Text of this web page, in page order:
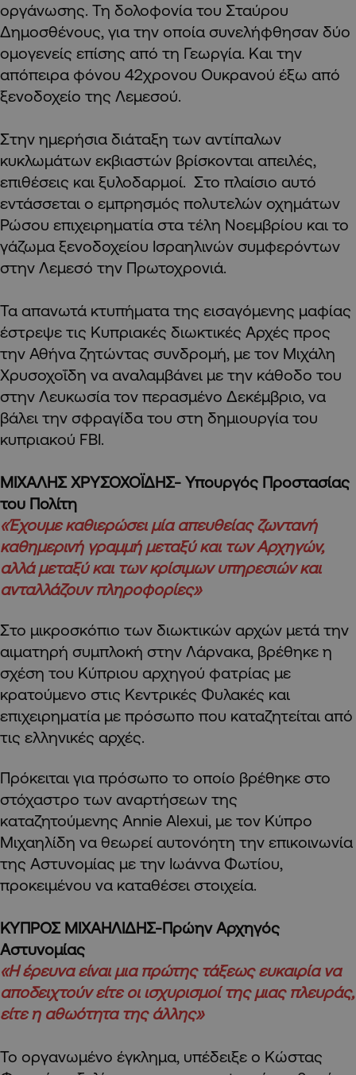
οργάνωσης. Τη δολοφονία του Σταύρου
Δημοσθένους, για την οποία συνελήφθησαν δύο
ομογενείς επίσης από τη Γεωργία. Και την
απόπειρα φόνου 42χρονου Ουκρανού έξω από
ξενοδοχείο της Λεμεσού.
Στην ημερήσια διάταξη των αντίπαλων
κυκλωμάτων εκβιαστών βρίσκονται απειλές,
επιθέσεις και ξυλοδαρμοί. Στο πλαίσιο αυτό
εντάσσεται ο εμπρησμός πολυτελών οχημάτων
Ρώσου επιχειρηματία στα τέλη Νοεμβρίου και το
γάζωμα ξενοδοχείου Ισραηλινών συμφερόντων
στην Λεμεσό την Πρωτοχρονιά.
Τα απανωτά κτυπήματα της εισαγόμενης μαφίας
έστρεψε τις Κυπριακές διωκτικές Αρχές προς
την Αθήνα ζητώντας συνδρομή, με τον Μιχάλη
Χρυσοχοΐδη να αναλαμβάνει με την κάθοδο του
στην Λευκωσία τον περασμένο Δεκέμβριο, να
βάλει την σφραγίδα του στη δημιουργία του
κυπριακού FBI.
ΜΙΧΑΛΗΣ ΧΡΥΣΟΧΟΪΔΗΣ- Υπουργός Προστασίας
του Πολίτη
«Έχουμε καθιερώσει μία απευθείας ζωντανή
καθημερινή γραμμή μεταξύ και των Αρχηγών,
αλλά μεταξύ και των κρίσιμων υπηρεσιών και
ανταλλάζουν πληροφορίες»
Στο μικροσκόπιο των διωκτικών αρχών μετά την
αιματηρή συμπλοκή στην Λάρνακα, βρέθηκε η
σχέση του Κύπριου αρχηγού φατρίας με
κρατούμενο στις Κεντρικές Φυλακές και
επιχειρηματία με πρόσωπο που καταζητείται από
τις ελληνικές αρχές.
Πρόκειται για πρόσωπο το οποίο βρέθηκε στο
στόχαστρο των αναρτήσεων της
καταζητούμενης Annie Alexui, με τον Κύπρο
Μιχαηλίδη να θεωρεί αυτονόητη την επικοινωνία
της Αστυνομίας με την Ιωάννα Φωτίου,
προκειμένου να καταθέσει στοιχεία.
ΚΥΠΡΟΣ ΜΙΧΑΗΛΙΔΗΣ-Πρώην Αρχηγός
Αστυνομίας
«Η έρευνα είναι μια πρώτης τάξεως ευκαιρία να
αποδειχτούν είτε οι ισχυρισμοί της μιας πλευράς,
είτε η αθωότητα της άλλης»
Το οργανωμένο έγκλημα, υπέδειξε ο Κώστας